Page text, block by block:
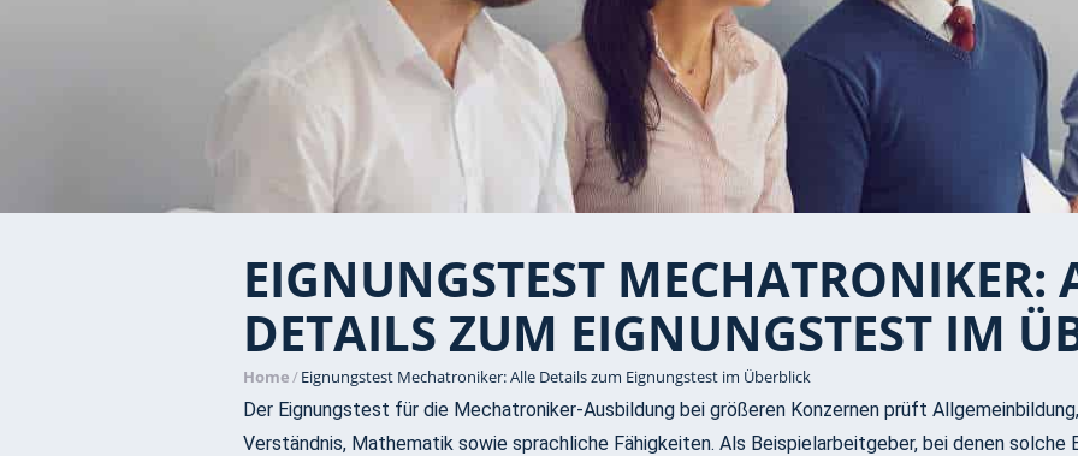
EIGNUNGSTEST MECHATRONIKER:
DETAILS ZUM EIGNUNGSTEST IM
Home/Eignungstest Mechatroniker: Alle Details zum Eignungstest im Überblick
Der Eignungstest für die Mechatroniker-Ausbildung bei größeren Konzernen prüft
Verständnis, Mathematik sowie sprachliche Fähigkeiten. Als Beispielarbeitgeber, bei denen